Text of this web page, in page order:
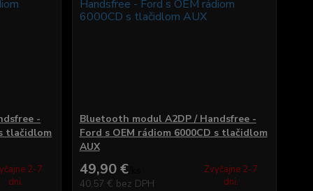
-
tlačidlom
2-7
dni.
Bluetooth modul A2DP / Handsfree -
Ford s OEM rádiom 6000CD s tlačidlom
AUX
49,90 €/
40,57 € bez DPH
Zvyčajne 2-7
dni.